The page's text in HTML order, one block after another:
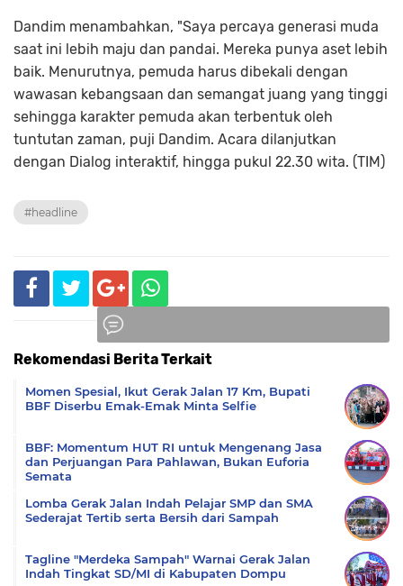
Dandim menambahkan, "Saya percaya generasi muda
saat ini lebih maju dan pandai. Mereka punya aset lebih
baik. Menurutnya, pemuda harus dibekali dengan
wawasan kebangsaan dan semangat juang yang tinggi
sehingga karakter pemuda akan terbentuk oleh
tuntutan zaman, puji Dandim. Acara dilanjutkan
dengan Dialog interaktif, hingga pukul 22.30 wita. (TIM)
#headline
Rekomendasi Berita Terkait
Momen Spesial, Ikut Gerak Jalan 17 Km, Bupati
BBF Diserbu Emak-Emak Minta Selfie
BBF: Momentum HUT RI untuk Mengenang Jasa
dan Perjuangan Para Pahlawan, Bukan Euforia
Semata
Lomba Gerak Jalan Indah Pelajar SMP dan SMA
Sederajat Tertib serta Bersih dari Sampah
Tagline "Merdeka Sampah" Warnai Gerak Jalan
Indah Tingkat SD/MI di Kabupaten Dompu